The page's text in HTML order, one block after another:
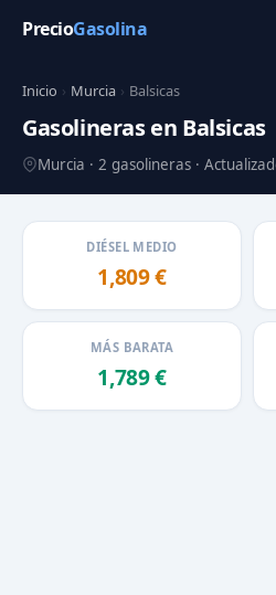
PrecioGasolina
Inicio › Murcia › Balsicas
Gasolineras en Balsicas
Murcia · 2 gasolineras ·
DIÉSEL MEDIO
1,809 €
MÁS BARATA
1,789 €